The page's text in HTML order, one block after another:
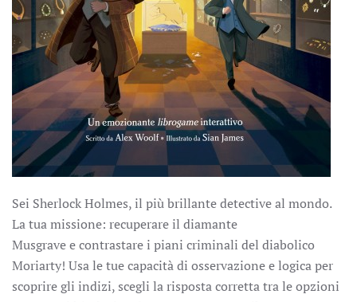
Sei Sherlock Holmes, il più brillante detective al mondo.
La tua missione: recuperare il diamante
Musgrave e contrastare i piani criminali del diabolico
Moriarty! Usa le tue capacità di osservazione e logica per
scoprire gli indizi, scegli la risposta corretta tra le opzioni